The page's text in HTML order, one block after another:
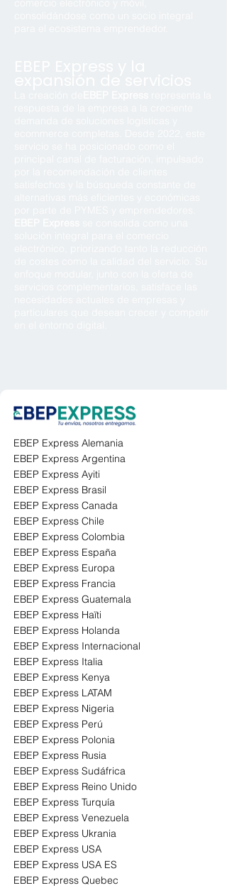
EBEP Express Alemania
EBEP Express Argentina
EBEP Express Ayiti
EBEP Express Brasil
EBEP Express Canada
EBEP Express Chile
EBEP Express Colombia
EBEP Express España
EBEP Express Europa
EBEP Express Francia
EBEP Express Guatemala
EBEP Express Haïti
EBEP Express Holanda
EBEP Express Internacional
EBEP Express Italia
EBEP Express Kenya
EBEP Express LATAM
EBEP Express Nigeria
EBEP Express Perú
EBEP Express Polonia
EBEP Express Rusia
EBEP Express Sudáfrica
EBEP Express Reino Unido
EBEP Express Turquía
EBEP Express Venezuela
EBEP Express Ukrania
EBEP Express USA
EBEP Express USA ES
EBEP Express Quebec